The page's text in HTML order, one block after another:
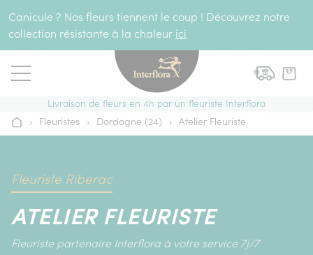
Canicule ? Nos fleurs tiennent le coup ! Découvrez notre
collection résistante à la chaleur ici
Livraison de fleurs en 4h par un fleuriste Interflora
Accueil
› Fleuristes › Dordogne (24) › Atelier Fleuriste
Fleuriste Riberac
ATELIER FLEURISTE
Fleuriste partenaire Interflora à votre service 7j/7